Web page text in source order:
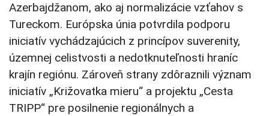
Azerbajdžanom, ako aj normalizácie vzťahov s
Tureckom. Európska únia potvrdila podporu
iniciatív vychádzajúcich z princípov suverenity,
územnej celistvosti a nedotknuteľnosti hraníc
krajín regiónu. Zároveň strany zdôraznili význam
iniciatív „Križovatka mieru“ a projektu „Cesta
TRIPP“ pre posilnenie regionálnych a